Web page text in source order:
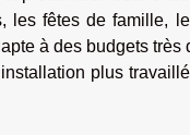
les fêtes de famille,
à des budgets
plus